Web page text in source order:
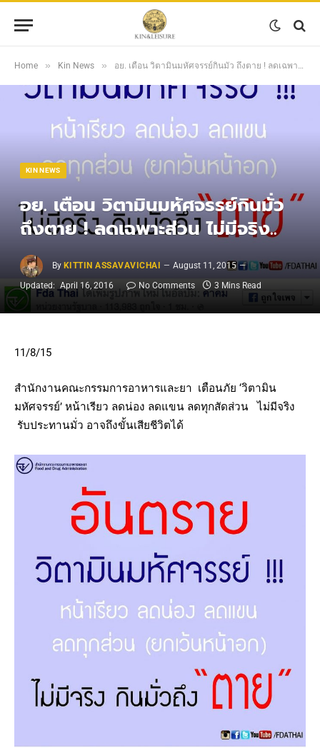
Home » Kin News » อย. เตือน วิตามินมหัศจรรย์กินมั่ว ถึงตาย ! ลดเฉพาะส่วน ไม่มีจริง..
KIN NEWS
อย. เตือน วิตามินมหัศจรรย์กินมั่ว
ถึงตาย ! ลดเฉพาะส่วน ไม่มีจริง..
By KITTIN ASSAVAVICHAI
August 11, 2015
Updated: April 16, 2016 No Comments 3 Mins Read
11/8/15
สำนักงานคณะกรรมการอาหารและยา เตือนภัย ‘วิตามิน
มหัศจรรย์’ หน้าเรียว ลดน่อง ลดแขน ลดทุกสัดส่วน ไม่มีจริง
รับประทานมั่ว อาจถึงขั้นเสียชีวิตได้